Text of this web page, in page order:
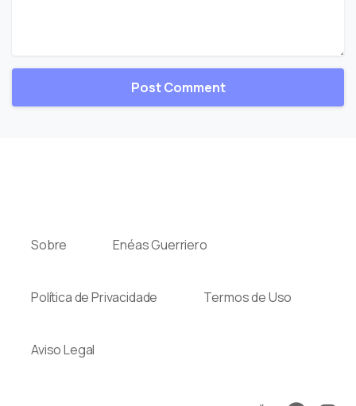
Sobre Enéas Guerriero
Política de Privacidade Termos de Uso
Aviso Legal